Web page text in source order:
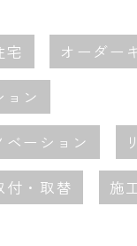
宅 オーダー
ョン
ベーション
付・取替 施